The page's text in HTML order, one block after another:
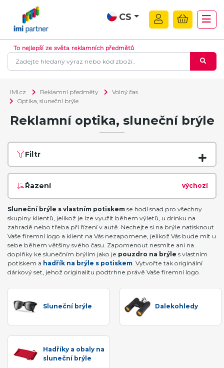
CS
To nejlepší ze světa reklamních předmětů
IMI.cz Reklamní předměty
Volný čas
Optika, sluneční brýle
Reklamní optika, sluneční brýle
Filtr
Řazení výchozí
Sluneční brýle s vlastním potiskem se hodí snad pro všechny
skupiny klientů, jelikož je lze využít během výletů, u drinku na
zahradě nebo třeba při řízení v autě. Nechejte si na brýle natisknout
Vaše firemní logo a klient na Vás nezapomene, jelikož Vás bude mít u
sebe během většiny svého času. Zapomenout nesmíte ani na
doplňky ke slunečním brýlím jako je pouzdro na brýle s vlastním
potiskem a hadřík na brýle s potiskem . Vytvořte tak originální
dárkový set, jehož originalitu podtrhne právě Vaše firemní logo.
Sluneční brýle Dalekohledy
Hadříky a obaly na
sluneční brýle